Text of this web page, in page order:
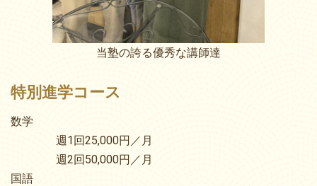
当塾の誇る優秀な講師達
特別進学コース
数学
週1回25,000円／月
週2回50,000円／月
国語